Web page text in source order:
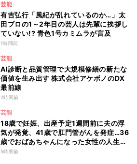
芸能
有吉弘行「風紀が乱れているのか…」太
田プロの1～2年目の芸人は先輩に挨拶し
ていない!? 青色1号カミムラが言及
1時間前
芸能
AI診断と品質管理で大規模修繕の新たな
価値を生み出す 株式会社アケボノのDX
最前線
2時間前
芸能
18歳で妊娠、出産予定1週間前に夫の浮
気が発覚、41歳で肛門管がんを発症…36
歳でおばあちゃんになった女性の人生に
島田珠代も思わず涙 『愛のハイエナ
5時間前